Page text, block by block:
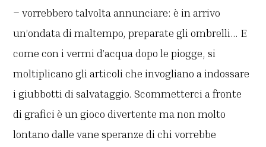
– vorrebbero talvolta annunciare: è in arrivo
un’ondata di maltempo, preparate gli ombrelli… E
come con i vermi d’acqua dopo le piogge, si
moltiplicano gli articoli che invogliano a indossare
i giubbotti di salvataggio. Scommetterci a fronte
di grafici è un gioco divertente ma non molto
lontano dalle vane speranze di chi vorrebbe